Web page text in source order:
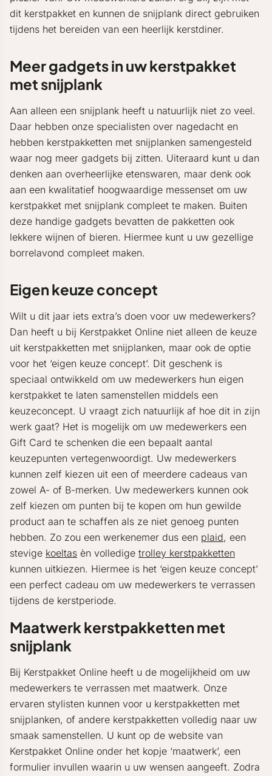
dit kerstpakket en kunnen de snijplank direct gebruiken
tijdens het bereiden van een heerlijk kerstdiner.
Meer gadgets in uw kerstpakket
met snijplank
Aan alleen een snijplank heeft u natuurlijk niet zo veel.
Daar hebben onze specialisten over nagedacht en
hebben kerstpakketten met snijplanken samengesteld
waar nog meer gadgets bij zitten. Uiteraard kunt u dan
denken aan overheerlijke etenswaren, maar denk ook
aan een kwalitatief hoogwaardige messenset om uw
kerstpakket met snijplank compleet te maken. Buiten
deze handige gadgets bevatten de pakketten ook
lekkere wijnen of bieren. Hiermee kunt u uw gezellige
borrelavond compleet maken.
Eigen keuze concept
Wilt u dit jaar iets extra’s doen voor uw medewerkers?
Dan heeft u bij Kerstpakket Online niet alleen de keuze
uit kerstpakketten met snijplanken, maar ook de optie
voor het ‘eigen keuze concept’. Dit geschenk is
speciaal ontwikkeld om uw medewerkers hun eigen
kerstpakket te laten samenstellen middels een
keuzeconcept. U vraagt zich natuurlijk af hoe dit in zijn
werk gaat? Het is mogelijk om uw medewerkers een
Gift Card te schenken die een bepaalt aantal
keuzepunten vertegenwoordigt. Uw medewerkers
kunnen zelf kiezen uit een of meerdere cadeaus van
zowel A- of B-merken. Uw medewerkers kunnen ook
zelf kiezen om punten bij te kopen om hun gewilde
product aan te schaffen als ze niet genoeg punten
hebben. Zo zou een werkenemer dus een plaid, een
stevige koeltas èn volledige trolley kerstpakketten
kunnen uitkiezen. Hiermee is het ‘eigen keuze concept’
een perfect cadeau om uw medewerkers te verrassen
tijdens de kerstperiode.
Maatwerk kerstpakketten met
snijplank
Bij Kerstpakket Online heeft u de mogelijkheid om uw
medewerkers te verrassen met maatwerk. Onze
ervaren stylisten kunnen voor u kerstpakketten met
snijplanken, of andere kerstpakketten volledig naar uw
smaak samenstellen. U kunt op de website van
Kerstpakket Online onder het kopje ‘maatwerk’, een
formulier invullen waarin u uw wensen aangeeft. Zodra